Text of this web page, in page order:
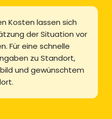
Kosten lassen sich
der Situation vor
Für eine schnelle
zu Standort,
und gewünschtem